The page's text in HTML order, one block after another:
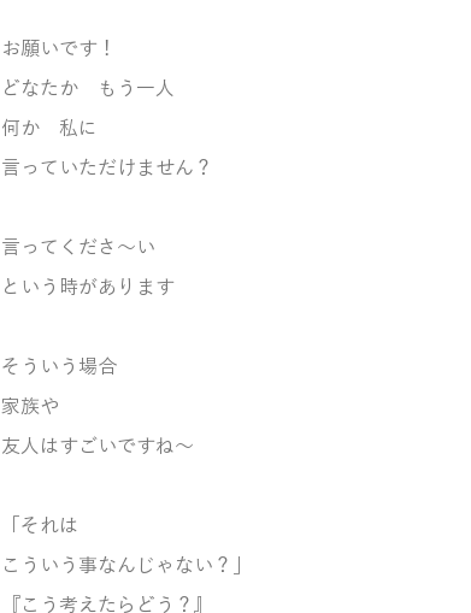
お願いです！
どなたか もう一人
何か 私に
言っていただけません？
言ってくださ～い
という時があります
そういう場合
家族や
友人はすごいですね～
「それは
こういう事なんじゃない？」
『こう考えたらどう？』